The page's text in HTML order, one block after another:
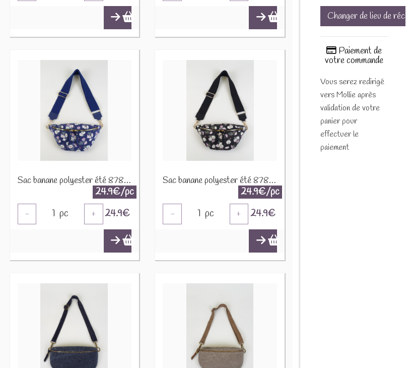
Sac banane polyester été 87808 Marine
24.9€/pc
- 1 pc + 24.9€
Sac banane polyester été 87808 Noir
24.9€/pc
- 1 pc + 24.9€
Changer de lieu de
Paiement de
votre commande
Vous serez redirigé
vers Mollie après
validation de votre
panier pour
effectuer le
paiement